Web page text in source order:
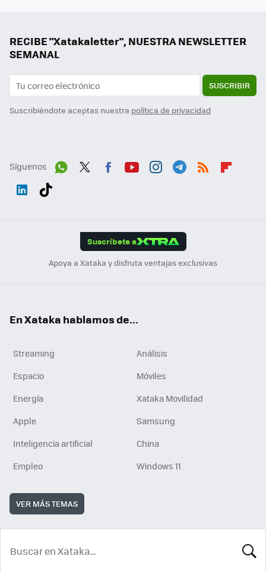
RECIBE "Xatakaletter", NUESTRA NEWSLETTER
SEMANAL
SUSCRIBIR
Suscribiéndote aceptas nuestra política de privacidad
Síguenos
Suscríbete a
Apoya a Xataka y disfruta ventajas exclusivas
En Xataka hablamos de...
Streaming
Análisis
Espacio
Móviles
Energía
Xataka Movilidad
Apple
Samsung
Inteligencia artificial
China
Empleo
Windows 11
VER MÁS TEMAS